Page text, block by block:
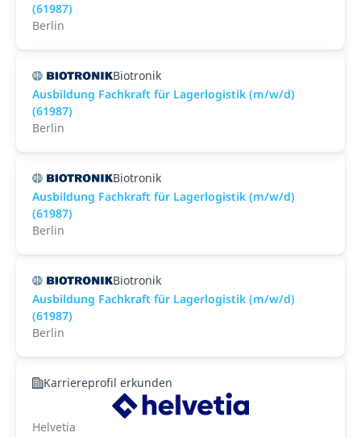
(61987)
Berlin
Biotronik
Ausbildung Fachkraft für Lagerlogistik (m/w/d)
(61987)
Berlin
Biotronik
Ausbildung Fachkraft für Lagerlogistik (m/w/d)
(61987)
Berlin
Biotronik
Ausbildung Fachkraft für Lagerlogistik (m/w/d)
(61987)
Berlin
Karriereprofil erkunden
Helvetia